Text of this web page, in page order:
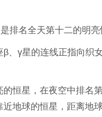
排名全天第十二的明亮
、γ星的连线正指向织
恒星，在夜空中排名
地球的恒星，距离地